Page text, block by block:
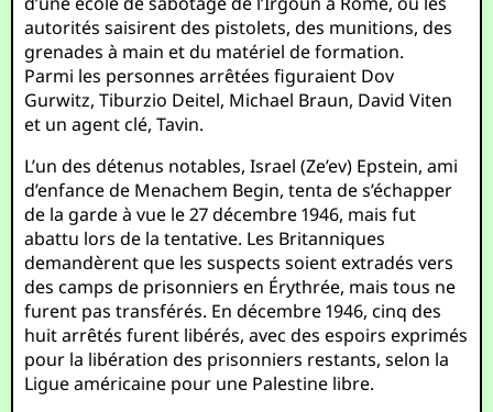
autorités saisirent des pistolets, des munitions, des
grenades à main et du matériel de formation.
Parmi les personnes arrêtées figuraient Dov
Gurwitz, Tiburzio Deitel, Michael Braun, David Viten
et un agent clé, Tavin.
L’un des détenus notables, Israel (Ze’ev) Epstein, ami
d’enfance de Menachem Begin, tenta de s’échapper
de la garde à vue le 27 décembre 1946, mais fut
abattu lors de la tentative. Les Britanniques
demandèrent que les suspects soient extradés vers
des camps de prisonniers en Érythrée, mais tous ne
furent pas transférés. En décembre 1946, cinq des
huit arrêtés furent libérés, avec des espoirs exprimés
pour la libération des prisonniers restants, selon la
Ligue américaine pour une Palestine libre.